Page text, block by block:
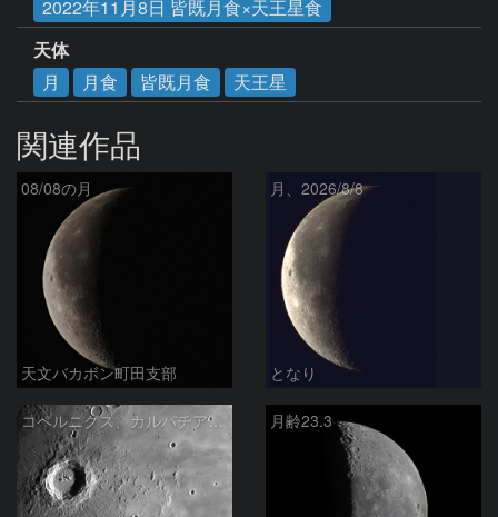
2022年11月8日 皆既月食×天王星食
天体
月
月食 皆既月食 天王星
関連作品
08/08の月
天文バカボン町田支部
月、2026/8/8
となり
コペルニクス、カルパチア山脈付近 月齢23.3